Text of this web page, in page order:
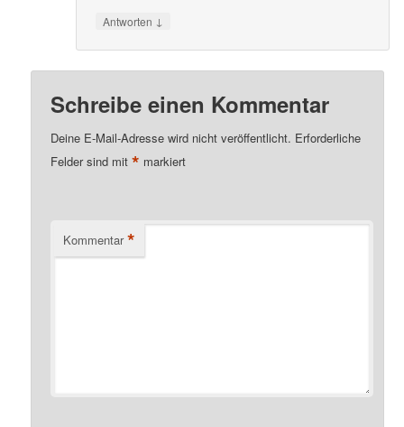
Antworten ↓
Schreibe einen Kommentar
Deine E-Mail-Adresse wird nicht veröffentlicht. Erforderliche
Felder sind mit* markiert
Kommentar *